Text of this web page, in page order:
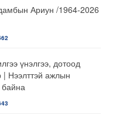
Ариун /1964-2026
үнэлгээ, дотоод
| Нээлттэй ажлын